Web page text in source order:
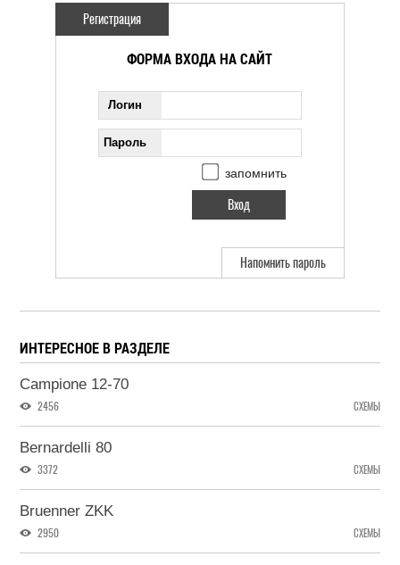
Регистрация
ФОРМА ВХОДА НА САЙТ
Логин
Пароль
запомнить
Напомнить пароль
ИНТЕРЕСНОЕ В РАЗДЕЛЕ
Campione 12-70
2456 СХЕМЫ
Bernardelli 80
3372 СХЕМЫ
Bruenner ZKK
2950 СХЕМЫ